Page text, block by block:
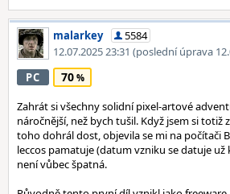
malarkey
5584
12.07.2025 23:31 (poslední úprava
PC 70
Zahrát si všechny solidní pixel-artové
náročnější, než bych tušil. Když jsem si totiž
toho dohrál dost, objevila se mi na počítači
leccos pamatuje (datum vzniku se datuje
není vůbec špatná.